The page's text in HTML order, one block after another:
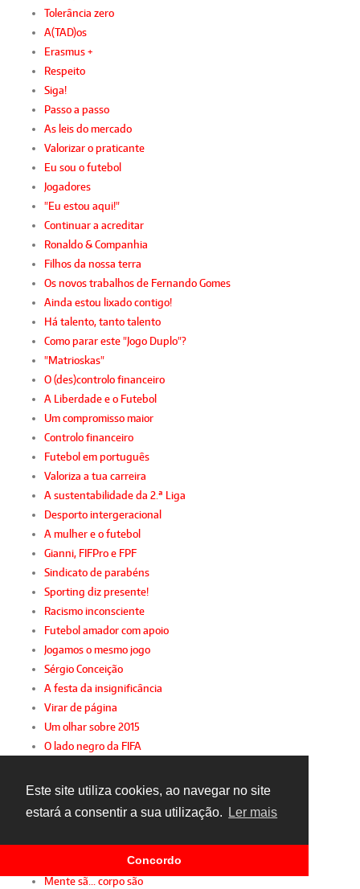
Este site utiliza cookies, ao navegar no site
estará a consentir a sua utilização.
Ler mais
Concordo
Tolerância zero
A(TAD)os
Erasmus +
Respeito
Siga!
Passo a passo
As leis do mercado
Valorizar o praticante
Eu sou o futebol
Jogadores
"Eu estou aqui!"
Continuar a acreditar
Ronaldo & Companhia
Filhos da nossa terra
Os novos trabalhos de Fernando Gomes
Ainda estou lixado contigo!
Há talento, tanto talento
Como parar este "Jogo Duplo"?
"Matrioskas"
O (des)controlo financeiro
A Liberdade e o Futebol
Um compromisso maior
Controlo financeiro
Futebol em português
Valoriza a tua carreira
A sustentabilidade da 2.ª Liga
Desporto intergeracional
A mulher e o futebol
Gianni, FIFPro e FPF
Sindicato de parabéns
Sporting diz presente!
Racismo inconsciente
Futebol amador com apoio
Jogamos o mesmo jogo
Sérgio Conceição
A festa da insignificância
Virar de página
Um olhar sobre 2015
O lado negro da FIFA
TAD: justiça para ricos
O "maior que Portugal"... e os "pequenos"
PER ante PER
Pura irracionalidade
Mente sã... corpo são